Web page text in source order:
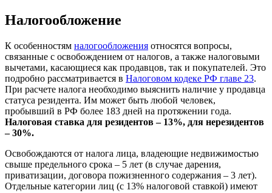
Налогообложение
К особенностям налогообложения относятся вопросы,
связанные с освобождением от налогов, а также налоговыми
вычетами, касающиеся как продавцов, так и покупателей. Это
подробно рассматривается в Налоговом кодеке РФ главе 23.
При расчете налога необходимо выяснить наличие у продавца
статуса резидента. Им может быть любой человек,
пробывший в РФ более 183 дней на протяжении года.
Налоговая ставка для резидентов – 13%, для нерезидентов
– 30%.
Освобождаются от налога лица, владеющие недвижимостью
свыше предельного срока – 5 лет (в случае дарения,
приватизации, договора пожизненного содержания – 3 лет).
Отдельные категории лиц (с 13% налоговой ставкой) имеют